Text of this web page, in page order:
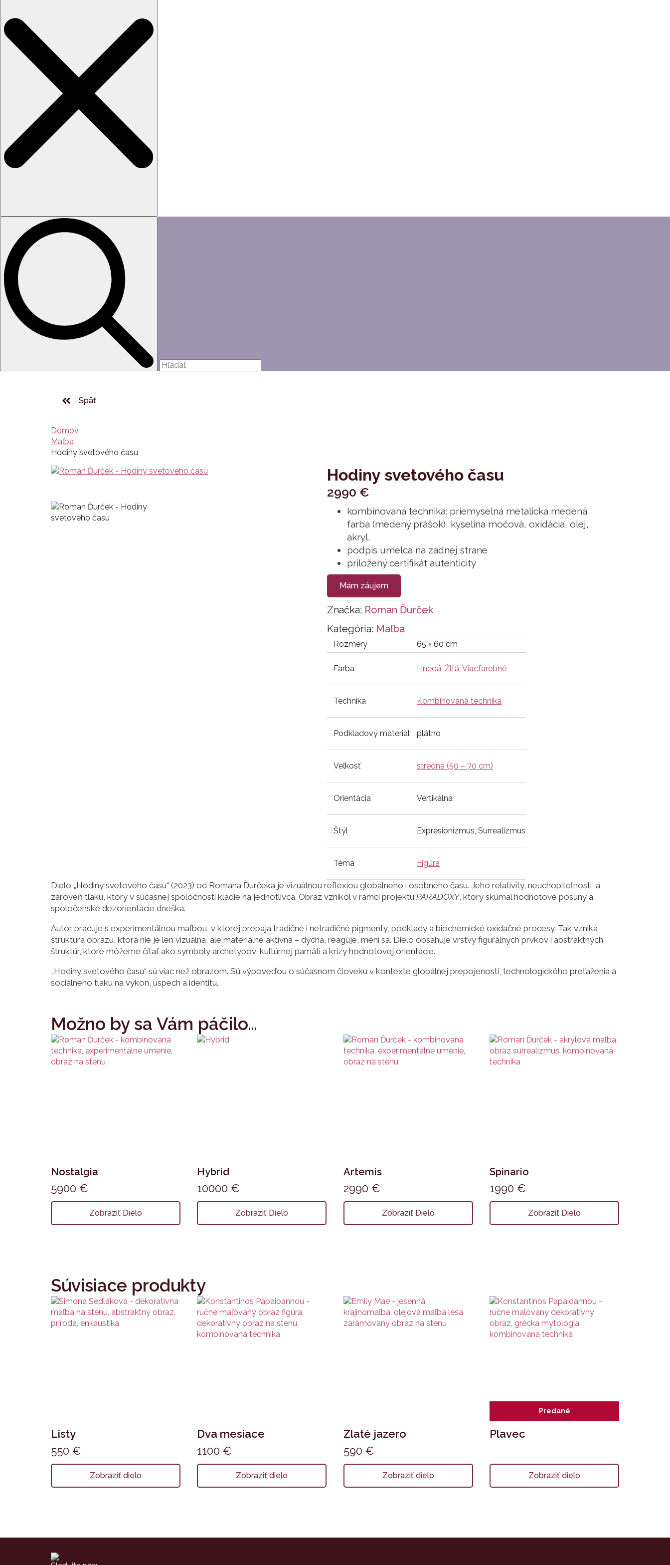
Späť
Domov
Maľba
Hodiny svetového času
Hodiny svetového času
2990 €
kombinovaná technika: priemyselná metalická medená
farba (medený prášok), kyselina močová, oxidácia, olej,
akryl,
podpis umelca na zadnej strane
priložený certifikát autenticity
Mám záujem
Kategória: Maľba
Značka: Roman Ďurček
Rozmery 65 × 60 cm
Farba Hnedá, Žltá, Viacfarebné
Technika Kombinovaná technika
Podkladový materiál plátno
Veľkosť stredná (50 – 70 cm)
Orientácia Vertikálna
Štýl Expresionizmus, Surrealizmus
Téma Figúra
Dielo „Hodiny svetového času“ (2023) od Romana Ďurčeka je vizuálnou reflexiou globálneho i osobného času. Jeho relativity, neuchopiteľnosti, a
zároveň tlaku, ktorý v súčasnej spoločnosti kladie na jednotlivca. Obraz vznikol v rámci projektu PARADOXY, ktorý skúmal hodnotové posuny a
spoločenské dezorientácie dneška.
Autor pracuje s experimentálnou maľbou, v ktorej prepája tradičné i netradičné pigmenty, podklady a biochemické oxidačné procesy. Tak vzniká
štruktúra obrazu, ktorá nie je len vizuálna, ale materiálne aktívna – dýcha, reaguje, mení sa. Dielo obsahuje vrstvy figurálnych prvkov i abstraktných
štruktúr, ktoré môžeme čítať ako symboly archetypov, kultúrnej pamäti a krízy hodnotovej orientácie.
„Hodiny svetového času“ sú viac než obrazom. Sú výpoveďou o súčasnom človeku v kontexte globálnej prepojenosti, technologického preťaženia a
sociálneho tlaku na výkon, úspech a identitu.
Možno by sa Vám páčilo…
Nostalgia
5900 €
Zobraziť Dielo
Hybrid
10000 €
Zobraziť Dielo
Artemis
2990 €
Zobraziť Dielo
Spinario
1990 €
Zobraziť Dielo
Súvisiace produkty
Listy
550 €
Zobraziť dielo
Dva mesiace
1100 €
Zobraziť dielo
Zlaté jazero
590 €
Zobraziť dielo
Predané
Plavec
Zobraziť dielo